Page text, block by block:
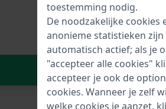
In
toestemming nodig.
De noodzakelijke cookies
anonieme statistieken
automatisch actief; als je
"accepteer alle cookies"
accepteer je ook de
cookies. Wanneer je zelf
welke cookies je aanzet,